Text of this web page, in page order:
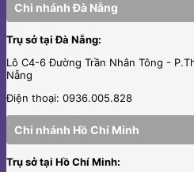
Chi nhánh Đà Nẵng
Trụ sở tại Đà Nẵng:
Lô C4-6 Đường Trần Nhân Tông -
Nẵng
Điện thoại: 0936.005.828
Chi nhánh Hồ Chí Minh
Trụ sở tại Hồ Chí Minh: